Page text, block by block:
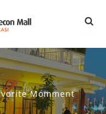
Momment